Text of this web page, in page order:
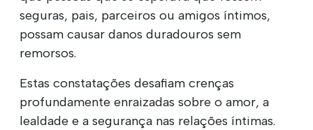
seguras, pais, parceiros ou amigos íntimos,
possam causar danos duradouros sem
remorsos.
Estas constatações desafiam crenças
profundamente enraizadas sobre o amor, a
lealdade e a segurança nas relações íntimas.